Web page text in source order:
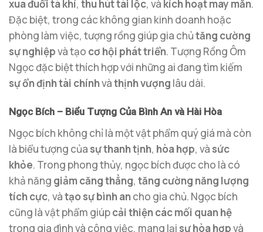
xua đuổi tà khí, thu hút tài lộc, và kích hoạt may mắn.
Đặc biệt, trong các không gian kinh doanh hoặc
phòng làm việc, tượng rồng giúp gia chủtăng cường
sự nghiệpvà tạo cơ hội phát triển. Tượng Rồng Ôm
Ngọc đặc biệt thích hợp với những ai đang tìm kiếm
sự ổn định tài chínhvàthịnh vượng lâu dài.
Ngọc Bích – Biểu Tượng Của Bình An và Hài Hòa
Ngọc bích không chỉ là một vật phẩm quý giá mà còn
là biểu tượng của sự thanh tịnh, hòa hợp, và sức
khỏe. Trong phong thủy, ngọc bích được cho là có
khả năng giảm căng thẳng, tăng cường năng lượng
tích cực, vàtạo sự bình ancho gia chủ. Ngọc bích
cũng là vật phẩm giúpcải thiện các mối quan hệ
trong gia đình và công việc, mang lại sự hòa hợpvà